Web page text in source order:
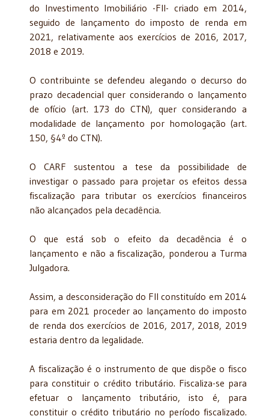
do Investimento Imobiliário -FII- criado em 2014,
seguido de lançamento do imposto de renda em
2021, relativamente aos exercícios de 2016, 2017,
2018 e 2019.
O contribuinte se defendeu alegando o decurso do
prazo decadencial quer considerando o lançamento
de ofício (art. 173 do CTN), quer considerando a
modalidade de lançamento por homologação (art.
150, §4º do CTN).
O CARF sustentou a tese da possibilidade de
investigar o passado para projetar os efeitos dessa
fiscalização para tributar os exercícios financeiros
não alcançados pela decadência.
O que está sob o efeito da decadência é o
lançamento e não a fiscalização, ponderou a Turma
Julgadora.
Assim, a desconsideração do FII constituído em 2014
para em 2021 proceder ao lançamento do imposto
de renda dos exercícios de 2016, 2017, 2018, 2019
estaria dentro da legalidade.
A fiscalização é o instrumento de que dispõe o fisco
para constituir o crédito tributário. Fiscaliza-se para
efetuar o lançamento tributário, isto é, para
constituir o crédito tributário no período fiscalizado.